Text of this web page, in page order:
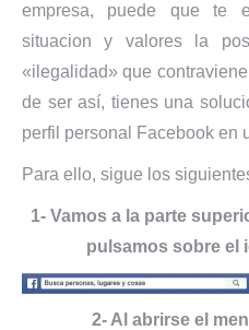
empresa, puede que te
situacion y valores la
«ilegalidad» que
de ser así, tienes una
perfil personal Facebook en
Para ello, sigue los
1- Vamos a la parte
pulsamos sobre el
2- Al abrirse el